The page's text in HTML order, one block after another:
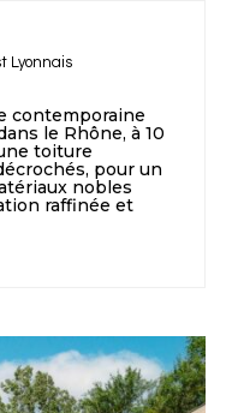
Lyonnais
contemporaine
le Rhône, à 10
toiture
pour un
nobles
raffinée et